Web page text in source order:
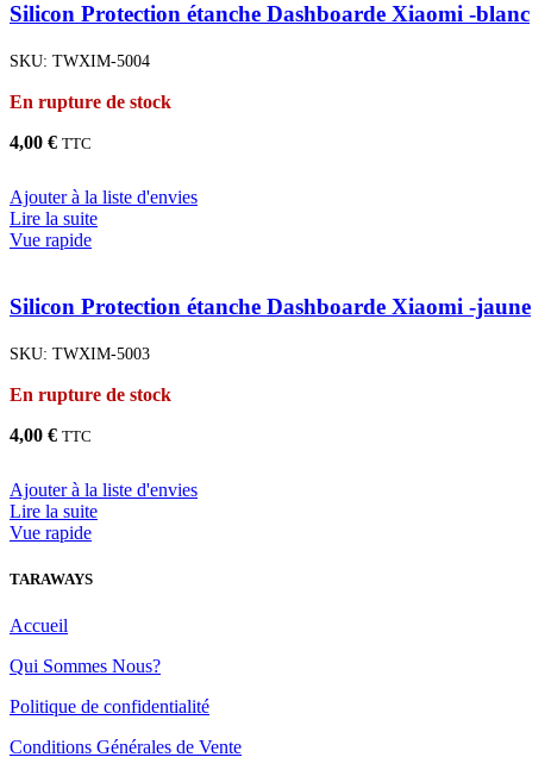
Silicon Protection étanche Dashboarde Xiaomi -blanc
SKU: TWXIM-5004
En rupture de stock
4,00 € TTC
Ajouter à la liste d'envies
Lire la suite
Vue rapide
Silicon Protection étanche Dashboarde Xiaomi -jaune
SKU: TWXIM-5003
En rupture de stock
4,00 € TTC
Ajouter à la liste d'envies
Lire la suite
Vue rapide
TARAWAYS
Accueil
Qui Sommes Nous?
Politique de confidentialité
Conditions Générales de Vente